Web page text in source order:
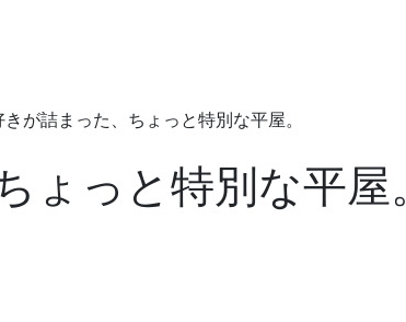
きが詰まった、ちょっと特別な平屋。
ょっと特別な平屋。